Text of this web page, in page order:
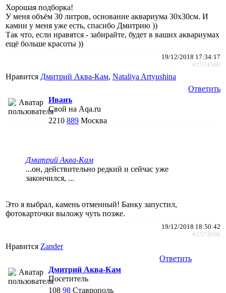
Хорошая подборка!
У меня объём 30 литров, основание аквариума 30х30см. И
камни у меня уже есть, спасибо Дмитрию ))
Так что, если нравятся - забирайте, будет в ваших аквариумах
ещё больше красоты ))
19/12/2018 17:34:17
#2574580
Нравится Дмитрий Аква-Кам, Nataliya Artyushina
Ответить
Иванъ
Свой на Aqa.ru
2210 889 Москва
Дмитрий Аква-Кам
...он, действительно редкий и сейчас уже
закончился, ...
Это я выбрал, камень отменный! Банку запустил,
фотокарточки выложу чуть позже.
19/12/2018 18:50:42
#2574606
Нравится Zander
Ответить
Дмитрий Аква-Кам
Посетитель
108 98 Ставрополь